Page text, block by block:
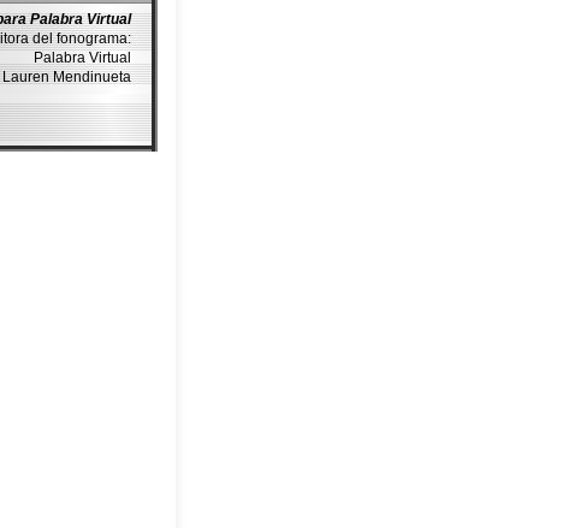
Palabra Virtual
del fonograma:
Palabra Virtual
Lauren Mendinueta